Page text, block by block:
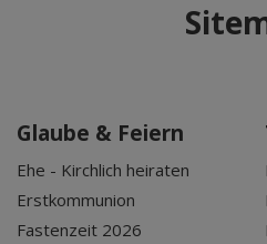
Glaube & Feiern
Ehe - Kirchlich heiraten
Erstkommunion
Fastenzeit 2026